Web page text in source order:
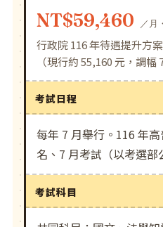
NT$59,460 ／月
行政院 116 年待遇提升方
（現行約 55,160 元，調幅
考試日程
每年 7 月舉行。116 年
名、7 月考試（以考選部
考試科目